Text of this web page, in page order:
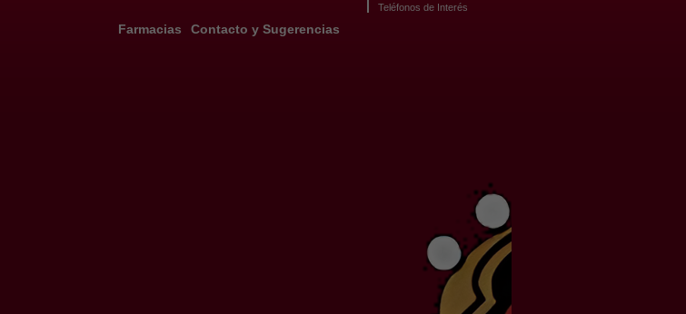
Teléfonos de Interés
Farmacias Contacto y Sugerencias